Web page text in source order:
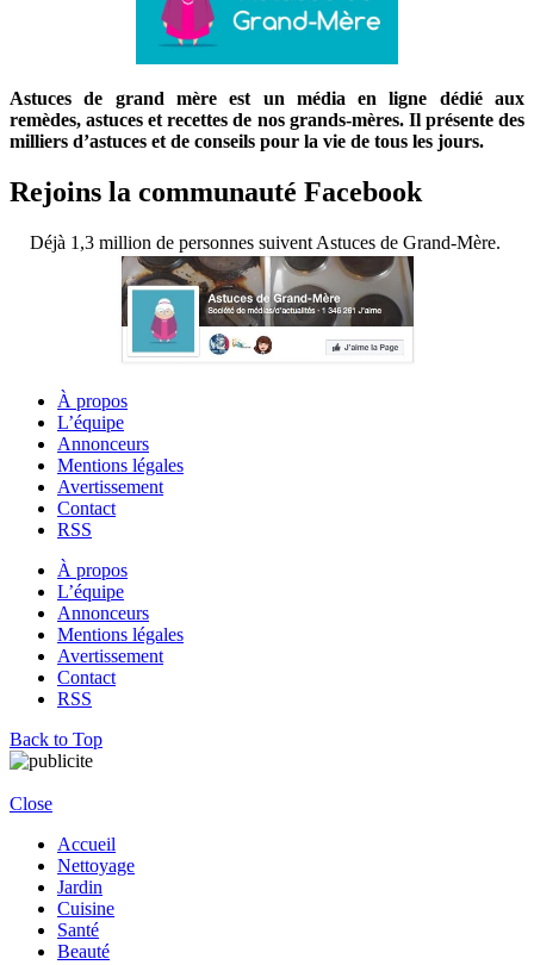
Astuces de grand mère est un média en ligne dédié aux
remèdes, astuces et recettes de nos grands-mères. Il présente des
milliers d’astuces et de conseils pour la vie de tous les jours.
Rejoins la communauté Facebook
Déjà 1,3 million de personnes suivent Astuces de Grand-Mère.
À propos
L’équipe
Annonceurs
Mentions légales
Avertissement
Contact
RSS
À propos
L’équipe
Annonceurs
Mentions légales
Avertissement
Contact
RSS
Back to Top
Close
Accueil
Nettoyage
Jardin
Cuisine
Santé
Beauté